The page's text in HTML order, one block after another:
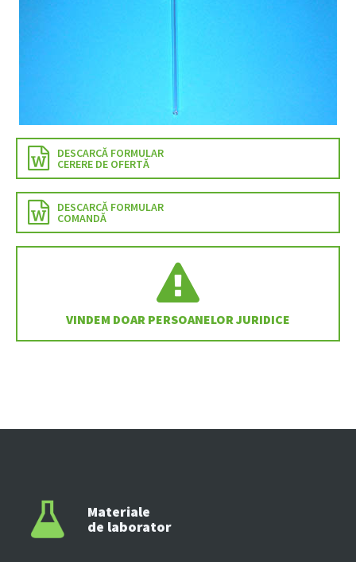
DESCARCĂ FORMULAR
CERERE DE OFERTĂ
DESCARCĂ FORMULAR
COMANDĂ
VINDEM DOAR PERSOANELOR JURIDICE
Materiale
de laborator